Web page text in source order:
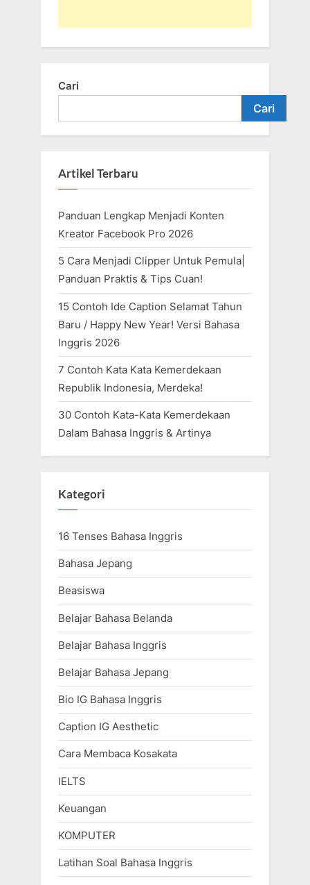
Cari
Cari
Artikel Terbaru
Panduan Lengkap Menjadi Konten
Kreator Facebook Pro 2026
5 Cara Menjadi Clipper Untuk Pemula|
Panduan Praktis & Tips Cuan!
15 Contoh Ide Caption Selamat Tahun
Baru / Happy New Year! Versi Bahasa
Inggris 2026
7 Contoh Kata Kata Kemerdekaan
Republik Indonesia, Merdeka!
30 Contoh Kata-Kata Kemerdekaan
Dalam Bahasa Inggris & Artinya
Kategori
16 Tenses Bahasa Inggris
Bahasa Jepang
Beasiswa
Belajar Bahasa Belanda
Belajar Bahasa Inggris
Belajar Bahasa Jepang
Bio IG Bahasa Inggris
Caption IG Aesthetic
Cara Membaca Kosakata
IELTS
Keuangan
KOMPUTER
Latihan Soal Bahasa Inggris